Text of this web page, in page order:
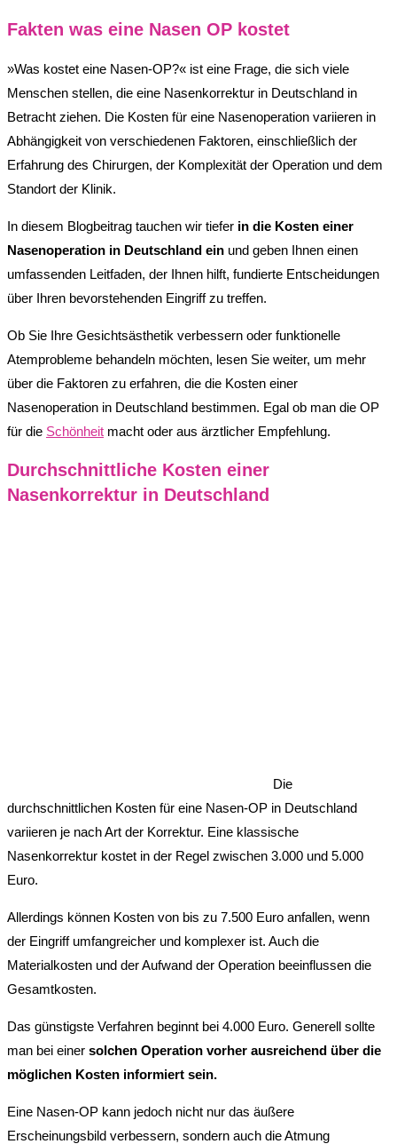
Fakten was eine Nasen OP kostet
»Was kostet eine Nasen-OP?« ist eine Frage, die sich viele
Menschen stellen, die eine Nasenkorrektur in Deutschland in
Betracht ziehen. Die Kosten für eine Nasenoperation variieren in
Abhängigkeit von verschiedenen Faktoren, einschließlich der
Erfahrung des Chirurgen, der Komplexität der Operation und dem
Standort der Klinik.
In diesem Blogbeitrag tauchen wir tiefer in die Kosten einer
Nasenoperation in Deutschland ein und geben Ihnen einen
umfassenden Leitfaden, der Ihnen hilft, fundierte Entscheidungen
über Ihren bevorstehenden Eingriff zu treffen.
Ob Sie Ihre Gesichtsästhetik verbessern oder funktionelle
Atemprobleme behandeln möchten, lesen Sie weiter, um mehr
über die Faktoren zu erfahren, die die Kosten einer
Nasenoperation in Deutschland bestimmen. Egal ob man die OP
für die Schönheit macht oder aus ärztlicher Empfehlung.
Durchschnittliche Kosten einer
Nasenkorrektur in Deutschland
Die
durchschnittlichen Kosten für eine Nasen-OP in Deutschland
variieren je nach Art der Korrektur. Eine klassische
Nasenkorrektur kostet in der Regel zwischen 3.000 und 5.000
Euro.
Allerdings können Kosten von bis zu 7.500 Euro anfallen, wenn
der Eingriff umfangreicher und komplexer ist. Auch die
Materialkosten und der Aufwand der Operation beeinflussen die
Gesamtkosten.
Das günstigste Verfahren beginnt bei 4.000 Euro. Generell sollte
man bei einer solchen Operation vorher ausreichend über die
möglichen Kosten informiert sein.
Eine Nasen-OP kann jedoch nicht nur das äußere
Erscheinungsbild verbessern, sondern auch die Atmung